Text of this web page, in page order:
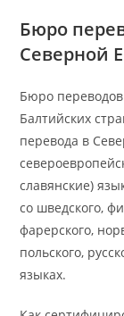
Бюро
Северной
Бюро
Балтийских
перевода в
славянские)
со шведского,
фарерского,
польского,
языках.